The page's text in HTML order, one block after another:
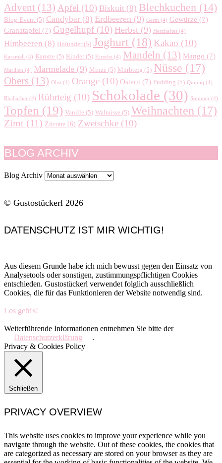
Advent (13) Apfel (10) Biskuit (8) Blechkuchen (14)
Blog-Event (5) Candybar (8) Erdbeeren (9) Germ (4) Gewürze (7)
Granatapfel (7) Gugelhupf(10) Herbst (9) Herzhaftes (4)
Himbeeren (8) Holunder (5) Joghurt (18) Kakao (10)
Karamell (4) Karotte (5) Kinder (5) Kirsche (4) Mandeln (13) Mango (7)
Marillen (4) Marmelade (9) Minze (5) Mürbteig (5) Nüsse (17)
Obers (13) Obst (4) Orange (10) Ostern (7) Pudding (5) Quimiq (4)
Rhabarber (4) Rührteig (10) Schokolade (30) Sommer (4)
Topfen (19) Vanille (5) Walnüsse (5) Weihnachten (17)
Zimt (11) Zitrone (6) Zwetschke (10)
BLOG ARCHIV
Blog Archiv
© Gustostückerl 2026
DATENSCHUTZ IST MIR WICHTIG!
Aus diesem Grunde habe ich mich bewusst gegen den Einsatz von
Analysetools oder sonstigen, zustimmungspflichtigen Cookies
entschieden. Gustostückerl verwendet folglich ausschließlich
Cookies, die für das Funktionieren der Website notwendig sind.
Los geht's!
Weiterführende Informationen entnehmen Sie bitte der
Datenschutzerklärung
.
Privacy & Cookies Policy
Schließen
PRIVACY OVERVIEW
This website uses cookies to improve your experience while you
navigate through the website. Out of these cookies, the cookies that
are categorized as necessary are stored on your browser as they are